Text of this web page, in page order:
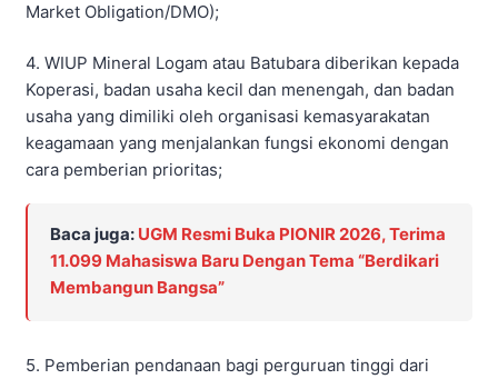
Market Obligation/DMO);
4. WIUP Mineral Logam atau Batubara diberikan kepada
Koperasi, badan usaha kecil dan menengah, dan badan
usaha yang dimiliki oleh organisasi kemasyarakatan
keagamaan yang menjalankan fungsi ekonomi dengan
cara pemberian prioritas;
Baca juga: UGM Resmi Buka PIONIR 2026, Terima
11.099 Mahasiswa Baru Dengan Tema “Berdikari
Membangun Bangsa”
5. Pemberian pendanaan bagi perguruan tinggi dari